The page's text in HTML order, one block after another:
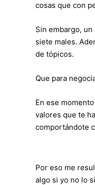
cosas que con
Sin embargo,
siete males.
de tópicos.
Que para
En ese
valores que te
comportándote
Por eso me
algo si yo no lo